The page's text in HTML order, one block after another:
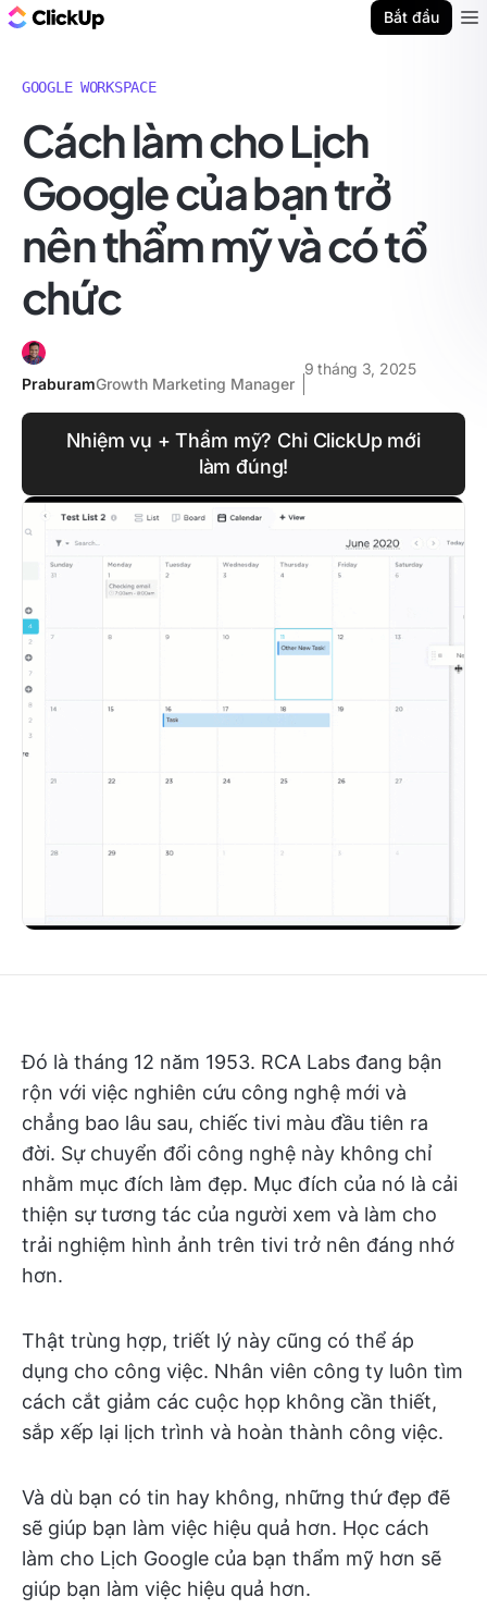
Bắt đầu
GOOGLE WORKSPACE
Cách làm cho Lịch
Google của bạn trở
nên thẩm mỹ và có tổ
chức
PraburamGrowth Marketing Manager
9 tháng 3, 2025
Nhiệm vụ + Thẩm mỹ? Chỉ ClickUp mới
làm đúng!
Đó là tháng 12 năm 1953. RCA Labs đang bận
rộn với việc nghiên cứu công nghệ mới và
chẳng bao lâu sau, chiếc tivi màu đầu tiên ra
đời. Sự chuyển đổi công nghệ này không chỉ
nhằm mục đích làm đẹp. Mục đích của nó là cải
thiện sự tương tác của người xem và làm cho
trải nghiệm hình ảnh trên tivi trở nên đáng nhớ
hơn.
Thật trùng hợp, triết lý này cũng có thể áp
dụng cho công việc. Nhân viên công ty luôn tìm
cách cắt giảm các cuộc họp không cần thiết,
sắp xếp lại lịch trình và hoàn thành công việc.
Và dù bạn có tin hay không, những thứ đẹp đẽ
sẽ giúp bạn làm việc hiệu quả hơn. Học cách
làm cho Lịch Google của bạn thẩm mỹ hơn sẽ
giúp bạn làm việc hiệu quả hơn.